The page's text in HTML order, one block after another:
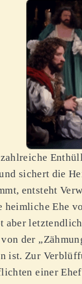
sichert die
entsteht
heimliche Ehe
aber
der
ist. Zur
einer